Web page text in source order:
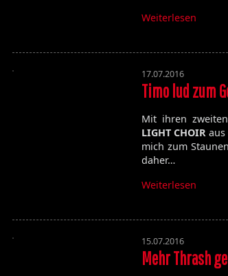
Die Toten Hosen
My'Tallica
Weiterlesen
17.07.2016
Timo lud zum
Mit ihren
LIGHT CHOIR
mich zum
daher…
Weiterlesen
15.07.2016
Mehr Thrash